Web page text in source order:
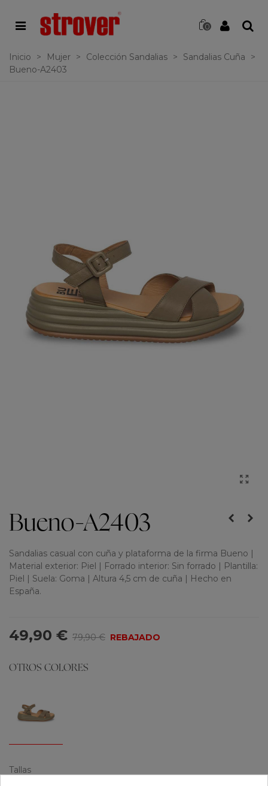
0
Inicio > Mujer > Colección Sandalias > Sandalias Cuña
>
Bueno-A2403
Bueno-A2403
Sandalias casual con cuña y plataforma de la firma Bueno |
Material exterior: Piel | Forrado interior: Sin forrado | Plantilla:
Piel | Suela: Goma | Altura 4,5 cm de cuña | Hecho en
España.
49,90 € 79,90 € REBAJADO
OTROS COLORES
Tallas